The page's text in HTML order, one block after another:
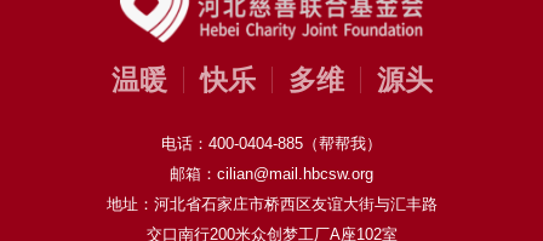
温暖 快乐 多维 源头
电话：400-0404-885（帮帮我）
邮箱：cilian@mail.hbcsw.org
地址：河北省石家庄市桥西区友谊大街与汇丰路
交口南行200米众创梦工厂A座102室